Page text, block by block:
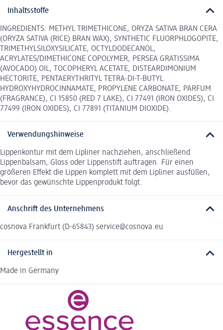
Inhaltsstoffe
INGREDIENTS: METHYL TRIMETHICONE, ORYZA SATIVA BRAN CERA
(ORYZA SATIVA (RICE) BRAN WAX), SYNTHETIC FLUORPHLOGOPITE,
TRIMETHYLSILOXYSILICATE, OCTYLDODECANOL,
ACRYLATES/DIMETHICONE COPOLYMER, PERSEA GRATISSIMA
(AVOCADO) OIL, TOCOPHERYL ACETATE, DISTEARDIMONIUM
HECTORITE, PENTAERYTHRITYL TETRA-DI-T-BUTYL
HYDROXYHYDROCINNAMATE, PROPYLENE CARBONATE, PARFUM
(FRAGRANCE), CI 15850 (RED 7 LAKE), CI 77491 (IRON OXIDES), CI
77499 (IRON OXIDES), CI 77891 (TITANIUM DIOXIDE).
Verwendungshinweise
Lippenkontur mit dem Lipliner nachziehen, anschließend
Lippenbalsam, Gloss oder Lippenstift auftragen. Für einen
größeren Effekt die Lippen komplett mit dem Lipliner ausfüllen,
bevor das gewünschte Lippenprodukt folgt.
Anschrift des Unternehmens
cosnova Frankfurt (D-65843) service@cosnova.eu
Hergestellt in
Made in Germany